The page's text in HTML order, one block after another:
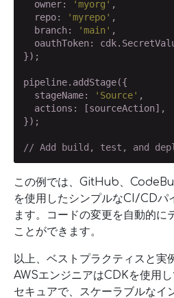
  owner:
'myorg' ,
  repo:
'myrepo' ,
  branch:
'main' ,
oauthToken:
});
pipeline.addStage({
  stageName:
'Source' ,
  actions: [sourceAction],
});
// Add build, test, and
この例では、GitHub、
を使用したシンプルなCI/CDパ
ます。コードの変更を自動的に
ことができます。
以上、ベストプラクティスと実
AWSエンジニアはCDKを使用し
セキュアで、スケーラブルなイ